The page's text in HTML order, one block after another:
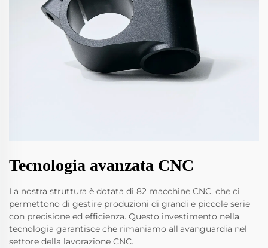
Tecnologia avanzata CNC
La nostra struttura è dotata di 82 macchine CNC, che ci
permettono di gestire produzioni di grandi e piccole serie
con precisione ed efficienza. Questo investimento nella
tecnologia garantisce che rimaniamo all'avanguardia nel
settore della lavorazione CNC.